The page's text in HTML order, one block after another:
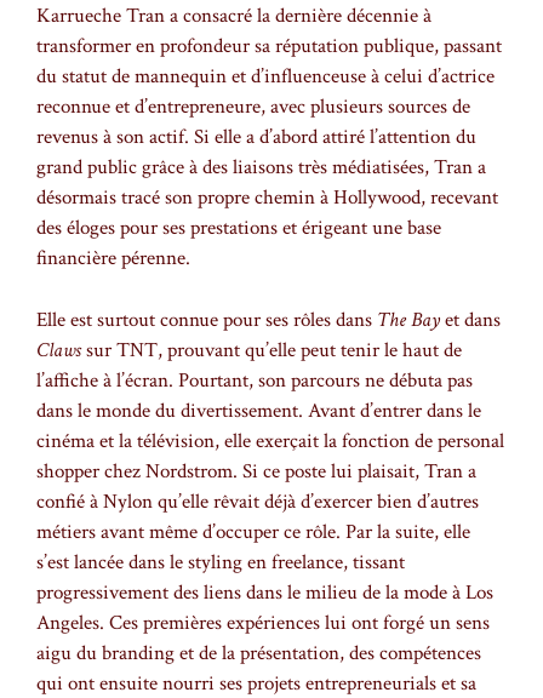
Karrueche Tran a consacré la dernière décennie à
transformer en profondeur sa réputation publique, passant
du statut de mannequin et d’influenceuse à celui d’actrice
reconnue et d’entrepreneure, avec plusieurs sources de
revenus à son actif. Si elle a d’abord attiré l’attention du
grand public grâce à des liaisons très médiatisées, Tran a
désormais tracé son propre chemin à Hollywood, recevant
des éloges pour ses prestations et érigeant une base
financière pérenne.
Elle est surtout connue pour ses rôles dans The Bayet dans
Clawssur TNT, prouvant qu’elle peut tenir le haut de
l’affiche à l’écran. Pourtant, son parcours ne débuta pas
dans le monde du divertissement. Avant d’entrer dans le
cinéma et la télévision, elle exerçait la fonction de personal
shopper chez Nordstrom. Si ce poste lui plaisait, Tran a
confié à Nylon qu’elle rêvait déjà d’exercer bien d’autres
métiers avant même d’occuper ce rôle. Par la suite, elle
s’est lancée dans le styling en freelance, tissant
progressivement des liens dans le milieu de la mode à Los
Angeles. Ces premières expériences lui ont forgé un sens
aigu du branding et de la présentation, des compétences
qui ont ensuite nourri ses projets entrepreneurials et sa